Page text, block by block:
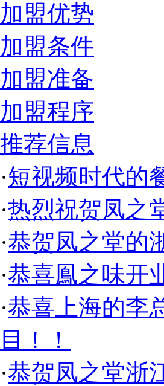
加盟优势
加盟条件
加盟准备
加盟程序
推荐信息
·短视频时代的
·热烈祝贺凤之
·恭贺凤之堂的
·恭喜鳯之味开
·恭喜上海的李
目！！
·恭贺凤之堂浙